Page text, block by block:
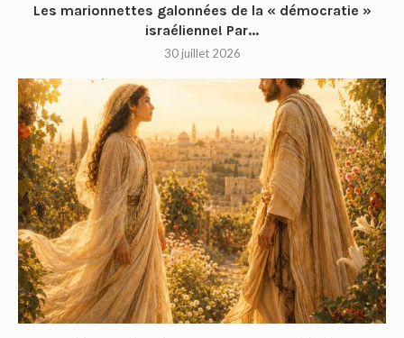
Les marionnettes galonnées de la « démocratie »
israélienne! Par...
30 juillet 2026